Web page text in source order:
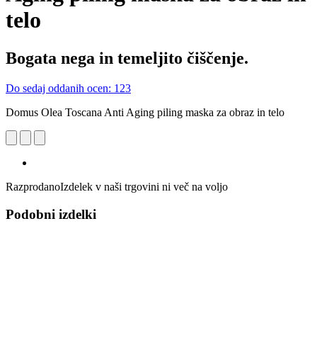
telo
Bogata nega in temeljito čiščenje.
Do sedaj oddanih ocen: 123
Domus Olea Toscana Anti Aging piling maska za obraz in telo
RazprodanoIzdelek v naši trgovini ni več na voljo
Podobni izdelki